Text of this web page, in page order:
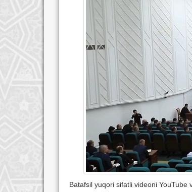
Batafsil yuqori sifatli videoni YouTube